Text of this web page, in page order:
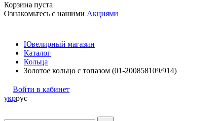
Корзина пуста
Ознакомьтесь с нашими Акциями
Ювелирный магазин
Каталог
Кольца
Золотое кольцо с топазом (01-200858109/914)
Войти в кабинет
укррус